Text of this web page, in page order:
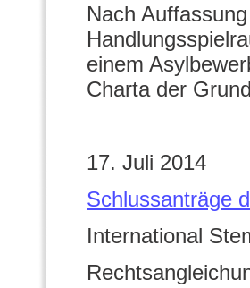
Nach
einem
Charta der
17. Juli 2014
Schlussanträge
International